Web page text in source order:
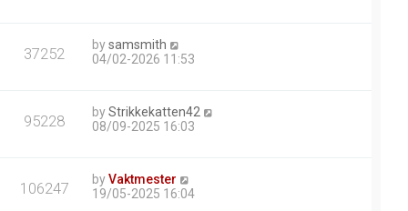
37252 bysamsmith
04/02-2026 11:53
95228 byStrikkekatten42
08/09-2025 16:03
106247 byVaktmester
19/05-2025 16:04